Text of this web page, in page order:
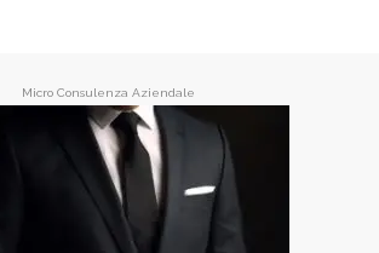
Micro Consulenza Aziendale